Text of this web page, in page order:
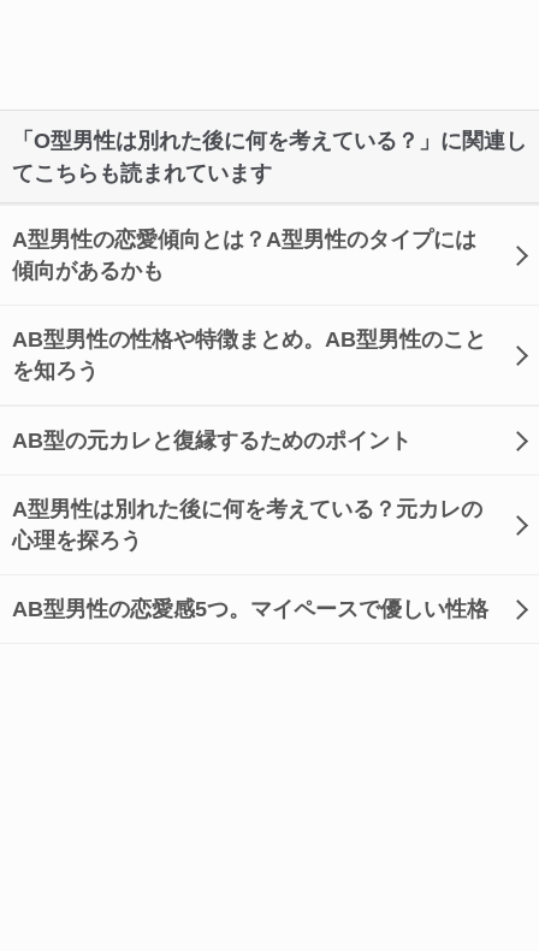
「O型男性は別れた後に何を考えている？」に関連し
てこちらも読まれています
A型男性の恋愛傾向とは？A型男性のタイプには
傾向があるかも
AB型男性の性格や特徴まとめ。AB型男性のこと
を知ろう
AB型の元カレと復縁するためのポイント
A型男性は別れた後に何を考えている？元カレの
心理を探ろう
AB型男性の恋愛感5つ。マイペースで優しい性格